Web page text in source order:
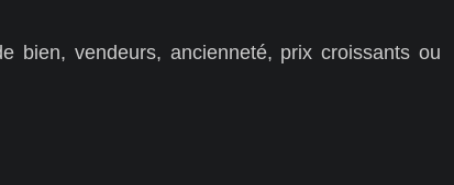
bien, vendeurs, ancienneté, prix croissants ou